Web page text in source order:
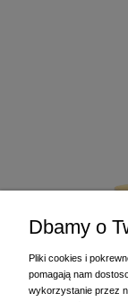
Dbamy o
Pliki cookies i
pomagają nam
wykorzystanie przez